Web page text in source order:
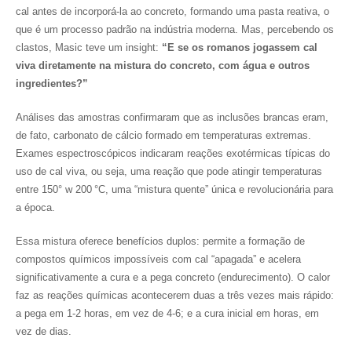
cal antes de incorporá-la ao concreto, formando uma pasta reativa, o
que é um processo padrão na indústria moderna. Mas, percebendo os
clastos, Masic teve um insight: “E se os romanos jogassem cal
viva diretamente na mistura do concreto, com água e outros
ingredientes?”
Análises das amostras confirmaram que as inclusões brancas eram,
de fato, carbonato de cálcio formado em temperaturas extremas.
Exames espectroscópicos indicaram reações exotérmicas típicas do
uso de cal viva, ou seja, uma reação que pode atingir temperaturas
entre 150° w 200 °C, uma “mistura quente” única e revolucionária para
a época.
Essa mistura oferece benefícios duplos: permite a formação de
compostos químicos impossíveis com cal “apagada” e acelera
significativamente a cura e a pega concreto (endurecimento). O calor
faz as reações químicas acontecerem duas a três vezes mais rápido:
a pega em 1-2 horas, em vez de 4-6; e a cura inicial em horas, em
vez de dias.